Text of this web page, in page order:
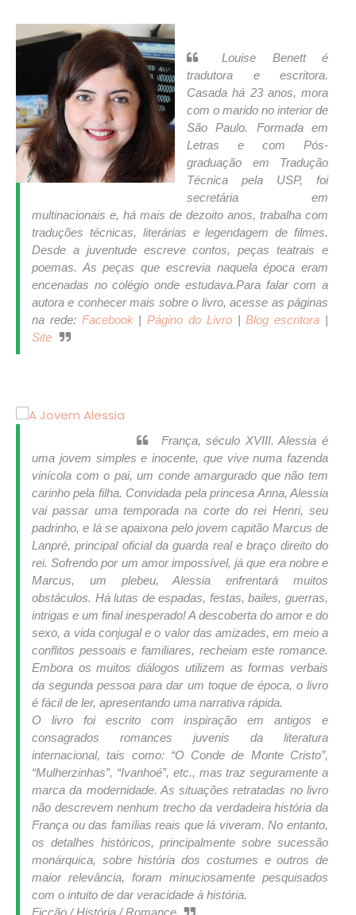
Louise Benett é
tradutora e escritora.
Casada há 23 anos, mora
com o marido no interior de
São Paulo. Formada em
Letras e com Pós-
graduação em Tradução
Técnica pela USP, foi
secretária em
multinacionais e, há mais de dezoito anos, trabalha com
traduções técnicas, literárias e legendagem de filmes.
Desde a juventude escreve contos, peças teatrais e
poemas. As peças que escrevia naquela época eram
encenadas no colégio onde estudava.Para falar com a
autora e conhecer mais sobre o livro, acesse as páginas
na rede: Facebook|Págino do Livro|Blog escritora |
Site
França, século XVIII. Alessia é
uma jovem simples e inocente, que vive numa fazenda
vinícola com o pai, um conde amargurado que não tem
carinho pela filha. Convidada pela princesa Anna, Alessia
vai passar uma temporada na corte do rei Henri, seu
padrinho, e lá se apaixona pelo jovem capitão Marcus de
Lanpré, principal oficial da guarda real e braço direito do
rei. Sofrendo por um amor impossível, já que era nobre e
Marcus, um plebeu, Alessia enfrentará muitos
obstáculos. Há lutas de espadas, festas, bailes, guerras,
intrigas e um final inesperado! A descoberta do amor e do
sexo, a vida conjugal e o valor das amizades, em meio a
conflitos pessoais e familiares, recheiam este romance.
Embora os muitos diálogos utilizem as formas verbais
da segunda pessoa para dar um toque de época, o livro
é fácil de ler, apresentando uma narrativa rápida.
O livro foi escrito com inspiração em antigos e
consagrados romances juvenis da literatura
internacional, tais como: “O Conde de Monte Cristo”,
“Mulherzinhas”, “Ivanhoé”, etc., mas traz seguramente a
marca da modernidade. As situações retratadas no livro
não descrevem nenhum trecho da verdadeira história da
França ou das famílias reais que lá viveram. No entanto,
os detalhes históricos, principalmente sobre sucessão
monárquica, sobre história dos costumes e outros de
maior relevância, foram minuciosamente pesquisados
com o intuito de dar veracidade à história.